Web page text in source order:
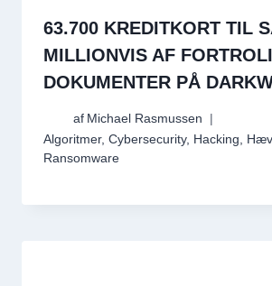
63.700 KREDITKORT TIL
MILLIONVIS AF
DOKUMENTER PÅ
af Michael Rasmussen
Algoritmer, Cybersecurity, Hacking,
Ransomware